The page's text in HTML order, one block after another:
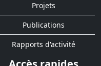
Projets
Publications
Rapports d'activité